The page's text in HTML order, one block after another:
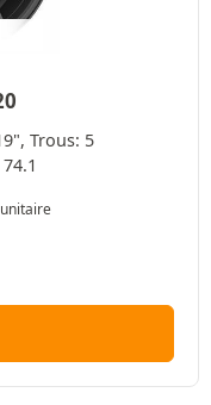
Trous: 5